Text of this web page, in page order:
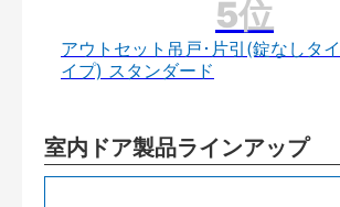
アウトセット吊戸･片引(錠なしタ
イプ) スタンダード
室内ドア製品ラインアップ